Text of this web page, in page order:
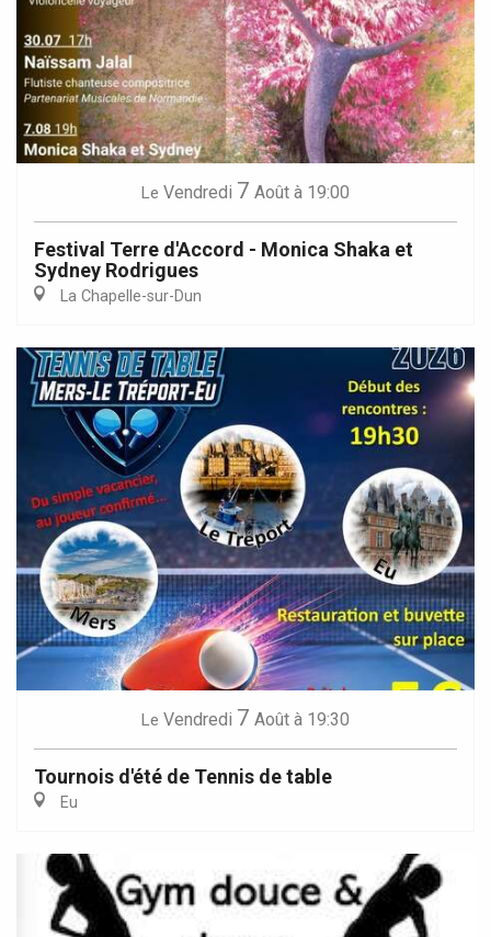
Le Vendredi 7 Août à 19:00
Festival Terre d'Accord - Monica Shaka et
Sydney Rodrigues
La Chapelle-sur-Dun
Le Vendredi 7 Août à 19:30
Tournois d'été de Tennis de table
Eu